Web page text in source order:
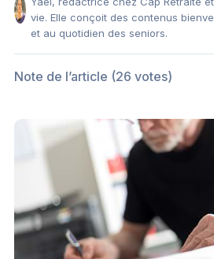
vie. Elle conçoit des contenus
et au quotidien des seniors.
Note de l’article (26 votes)